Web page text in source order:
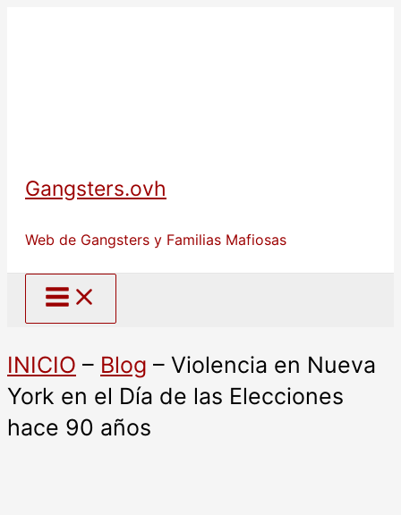
Gangsters.ovh
Web de Gangsters y Familias Mafiosas
INICIO – Blog – Violencia en Nueva
York en el Día de las Elecciones
hace 90 años